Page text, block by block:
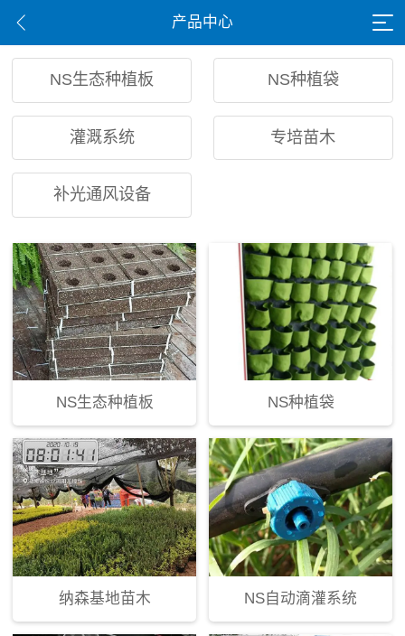
产品中心
NS生态种植板 NS种植袋
灌溉系统 专培苗木
补光通风设备
NS生态种植板 NS种植袋
纳森基地苗木 NS自动滴灌系统